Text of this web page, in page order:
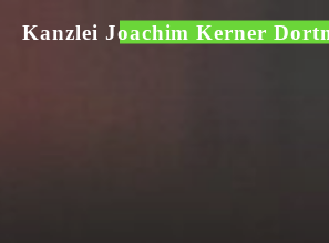
InhaltKanzlei Joachim Kerner